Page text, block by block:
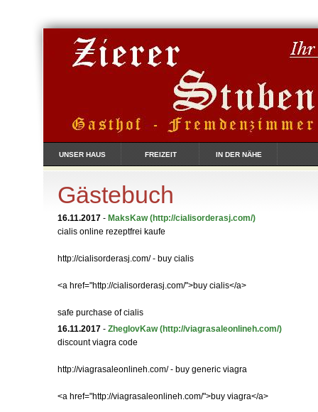
UNSER HAUS FREIZEIT IN DER NÄHE
Gästebuch
16.11.2017 - MaksKaw (http://cialisorderasj.com/)
cialis online rezeptfrei kaufe
http://cialisorderasj.com/ - buy cialis
<a href="http://cialisorderasj.com/">buy cialis</a>
safe purchase of cialis
16.11.2017 - ZheglovKaw (http://viagrasaleonlineh.com/)
discount viagra code
http://viagrasaleonlineh.com/ - buy generic viagra
<a href="http://viagrasaleonlineh.com/">buy viagra</a>